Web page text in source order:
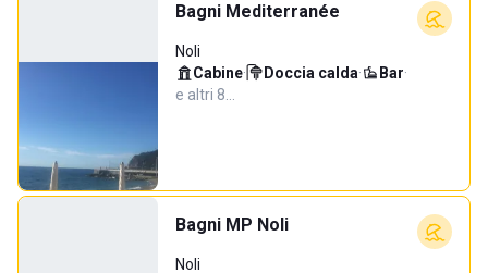
Bagni Mediterranée
Noli
Cabine· Doccia calda· Bar·
e altri 8…
Bagni MP Noli
Noli